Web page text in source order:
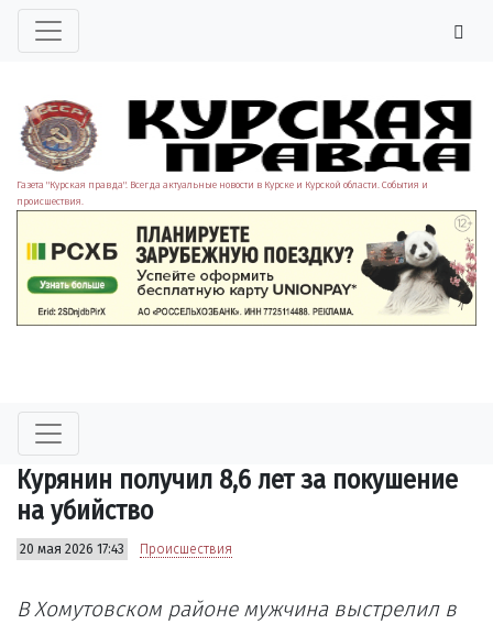
Газета "Курская правда". Всегда актуальные новости в Курске и Курской области. События и
происшествия.
Курянин получил 8,6 лет за покушение
на убийство
20 мая 2026 17:43 Происшествия
В Хомутовском районе мужчина выстрелил в